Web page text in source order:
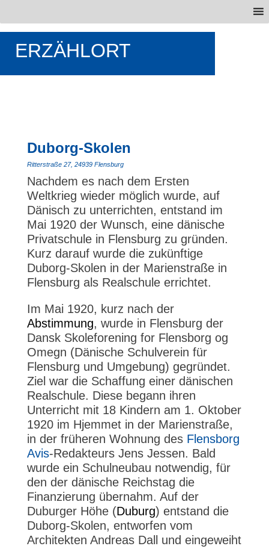
ERZÄHLORT
Duborg-Skolen
Ritterstraße 27, 24939 Flensburg
Nachdem es nach dem Ersten
Weltkrieg wieder möglich wurde, auf
Dänisch zu unterrichten, entstand im
Mai 1920 der Wunsch, eine dänische
Privatschule in Flensburg zu gründen.
Kurz darauf wurde die zukünftige
Duborg-Skolen in der Marienstraße in
Flensburg als Realschule errichtet.
Im Mai 1920, kurz nach der
Abstimmung, wurde in Flensburg der
Dansk Skoleforening for Flensborg og
Omegn (Dänische Schulverein für
Flensburg und Umgebung) gegründet.
Ziel war die Schaffung einer dänischen
Realschule. Diese begann ihren
Unterricht mit 18 Kindern am 1. Oktober
1920 im Hjemmet in der Marienstraße,
in der früheren Wohnung des Flensborg
Avis-Redakteurs Jens Jessen. Bald
wurde ein Schulneubau notwendig, für
den der dänische Reichstag die
Finanzierung übernahm. Auf der
Duburger Höhe (Duburg) entstand die
Duborg-Skolen, entworfen vom
Architekten Andreas Dall und eingeweiht